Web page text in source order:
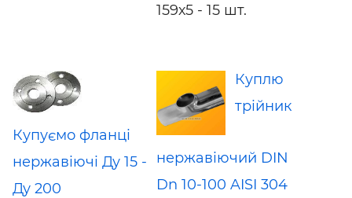
159х5 - 15 шт.
Купуємо фланці
нержавіючі Ду 15 -
Ду 200
Куплю
трійник
нержавіючий DIN
Dn 10-100 AISI 304